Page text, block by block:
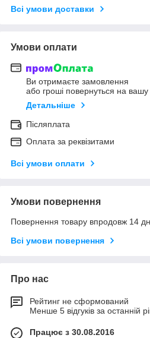
Всі умови доставки
Умови оплати
Ви отримаєте замовлення
або гроші повернуться на вашу
Детальніше
Післяплата
Оплата за реквізитами
Всі умови оплати
Умови повернення
Повернення товару впродовж 14
Всі умови повернення
Про нас
Рейтинг не сформований
Менше 5 відгуків за останній
Працює з 30.08.2016